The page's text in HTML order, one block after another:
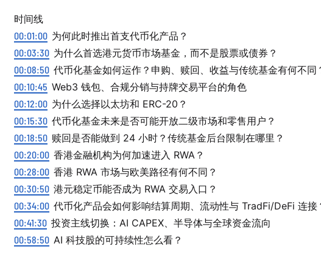
时间线
00:01:00 为何此时推出首支代币化产品？
00:03:30 为什么首选港元货币市场基金，而不是股票或债券？
00:08:50 代币化基金如何运作？申购、赎回、收益与传统基金有何不同
00:10:45 Web3 钱包、合规分销与持牌交易平台的角色
00:12:00 为什么选择以太坊和 ERC-20？
00:15:30 代币化基金未来是否可能开放二级市场和零售用户？
00:18:50 赎回是否能做到 24 小时？传统基金后台限制在哪里？
00:20:00 香港金融机构为何加速进入 RWA？
00:28:00 香港 RWA 市场与欧美路径有何不同？
00:30:50 港元稳定币能否成为 RWA 交易入口？
00:34:00 代币化产品会如何影响结算周期、流动性与 TradFi/DeFi 连接
00:41:30 投资主线切换：AI CAPEX、半导体与全球资金流向
00:58:50 AI 科技股的可持续性怎么看？